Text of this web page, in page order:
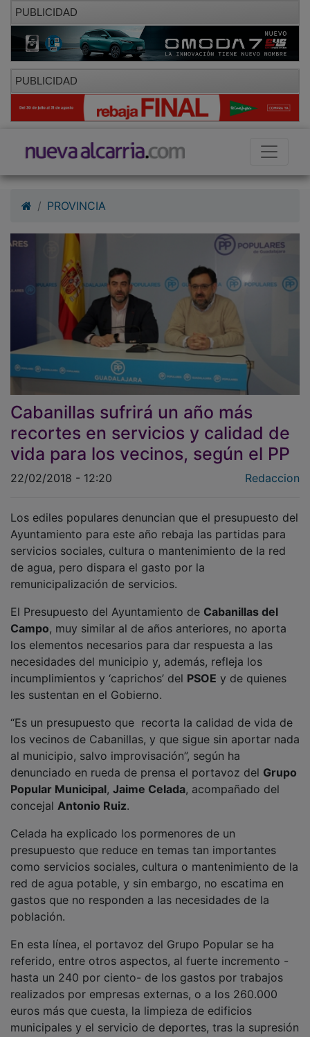
PUBLICIDAD
PUBLICIDAD
Cabanillas sufrirá un año más
recortes en servicios y calidad de
vida para los vecinos, según el PP
22/02/2018 - 12:20
Ayuntamiento para este año rebaja las partidas para
servicios sociales, cultura o mantenimiento de la red
de agua, pero dispara el gasto por la
remunicipalización de servicios.
Campo, muy similar al de años anteriores, no aporta
los elementos necesarios para dar respuesta a las
necesidades del municipio y, además, refleja los
incumplimientos y ‘caprichos’ delPSOEy de quienes
les sustentan en el Gobierno.
los vecinos de Cabanillas, y que sigue sin aportar nada
al municipio, salvo improvisación”, según ha
denunciado en rueda de prensa el portavoz del
Popular Municipal,Jaime Celada, acompañado del
concejalAntonio Ruiz.
presupuesto que reduce en temas tan importantes
como servicios sociales, cultura o mantenimiento de la
red de agua potable, y sin embargo, no escatima en
gastos que no responden a las necesidades de la
población.
referido, entre otros aspectos, al fuerte incremento -
hasta un 240 por ciento- de los gastos por trabajos
realizados por empresas externas, o a los 260.000
euros más que cuesta, la limpieza de edificios
municipales y el servicio de deportes, tras la supresión
del patronato.